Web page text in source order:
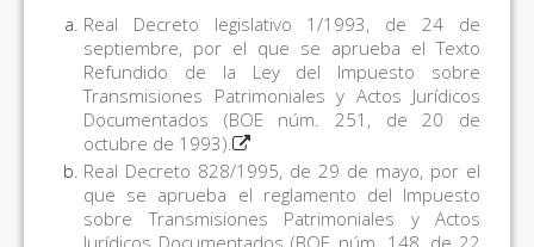
Real Decreto legislativo 1/1993, de 24 de
septiembre, por el que se aprueba el Texto
Refundido de la Ley del Impuesto sobre
Transmisiones Patrimoniales y Actos Jurídicos
Documentados (BOE núm. 251, de 20 de
octubre de 1993).
Real Decreto 828/1995, de 29 de mayo, por el
que se aprueba el reglamento del Impuesto
sobre Transmisiones Patrimoniales y Actos
Jurídicos Documentados (BOE núm. 148, de 22